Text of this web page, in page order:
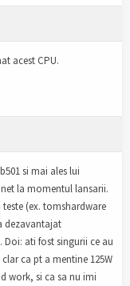
acest CPU.
si mai ales lui
la momentul lansarii.
(ex. tomshardware
dezavantajat
Doi: ati fost singurii ce au
ca pt a mentine 125W
work, si ca sa nu imi